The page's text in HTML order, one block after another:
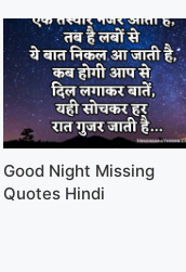
Good Night Missing
Quotes Hindi